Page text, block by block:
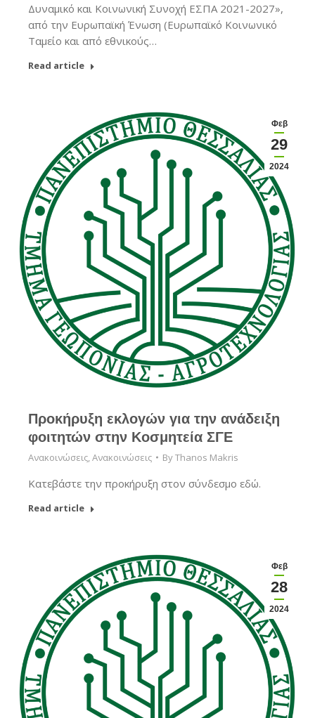
Δυναμικό και Κοινωνική Συνοχή ΕΣΠΑ 2021-2027»,
από την Ευρωπαϊκή Ένωση (Ευρωπαϊκό Κοινωνικό
Ταμείο και από εθνικούς…
Read article
Φεβ
29
2024
Προκήρυξη εκλογών για την ανάδειξη
φοιτητών στην Κοσμητεία ΣΓΕ
Ανακοινώσεις,Ανακοινώσεις ByThanos Makris
Κατεβάστε την προκήρυξη στον σύνδεσμο εδώ.
Read article
Φεβ
28
2024